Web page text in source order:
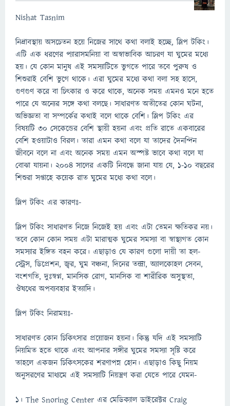
Nishat Tasnim
নিদ্রাবস্থায় অসচেতন হয়ে নিজের সাথে কথা বলাই হচ্ছে, স্লিপ টকিং।
এটি এক ধরণের প্যারাসমনিয়া বা অস্বাভাবিক আচরণ যা ঘুমের মধ্যে
হয়। যে কোন মানুষ এই সমস্যাটিতে ভুগতে পারে তবে পুরুষ ও
শিশুরাই বেশি ভুগে থাকে। এরা ঘুমের মধ্যে কথা বলা সহ হাসে,
গুণগুণ করে বা চিৎকার ও করে থাকে, অনেক সময় এমনও মনে হতে
পারে যে অন্যের সঙ্গে কথা বলছে। সাধারণত অতীতের কোন ঘটনা,
অভিজ্ঞতা বা সম্পর্কের কথাই বলে থাকে বেশি। স্লিপ টকিং এর
বিষয়টি ৩০ সেকেন্ডের বেশি স্থায়ী হয়না এবং প্রতি রাতে একবারের
বেশি হওয়াটাও বিরল। তারা এমন কথা বলে যা তাদের দৈনন্দিন
জীবনে বলে না এবং অনেক সময় এমন অস্পষ্ট ভাবে কথা বলে যা
বোঝা যায়না। ২০০৪ সালের একটি নিবন্ধে জানা যায় যে, ১-১০ বছরের
শিশুরা সপ্তাহে কয়েক রাত ঘুমের মধ্যে কথা বলে।
স্লিপ টকিং এর কারণঃ-
স্লিপ টকিং সাধারণত নিজে নিজেই হয় এবং এটা তেমন ক্ষতিকর নয়।
তবে কোন কোন সময় এটা মারাত্মক ঘুমের সমস্যা বা স্বাস্থ্যগত কোন
সমস্যার ইঙ্গিত বহন করে। এছাড়াও যে কারণ গুলো দায়ী তা হল-
স্ট্রেস, ডিপ্রেশন, জ্বর, ঘুম বঞ্চনা, দিনের তন্দ্রা, অ্যালকোহল সেবন,
বংশগতি, দুঃস্বপ্ন, মানসিক রোগ, মানসিক বা শারীরিক অসুস্থতা,
ঔষধের অপব্যবহার ইত্যাদি।
স্লিপ টকিং নিরাময়ঃ-
সাধারণত কোন চিকিৎসার প্রয়োজন হয়না। কিন্তু যদি এই সমস্যাটি
নিয়মিত হতে থাকে এবং আপনার সঙ্গীর ঘুমের সমস্যা সৃষ্টি করে
তাহলে একজন চিকিৎসকের শরণাপন্ন হোন। এছাড়াও কিছু নিয়ম
অনুসরণের মাধ্যমে এই সমস্যাটি নিয়ন্ত্রণ করা যেতে পারে যেমন-
১। The Snoring Center এর মেডিক্যাল ডাইরেক্টর Craig